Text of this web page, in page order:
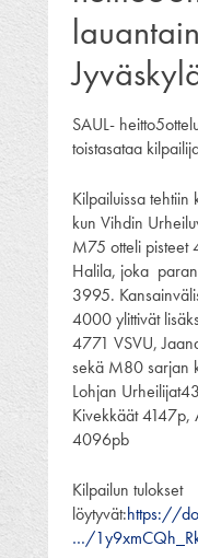
SAUL-
toistasataa
Kilpailuissa tehtiin
kun Vihdin
M75 otteli pisteet
Halila, joka
3995.
4000 ylittivät
4771 VSVU,
sekä M80 sarjan
Lohjan
Kivekkäät 4147p,
4096pb
Kilpailun tulokset
löytyvät:https://
…/